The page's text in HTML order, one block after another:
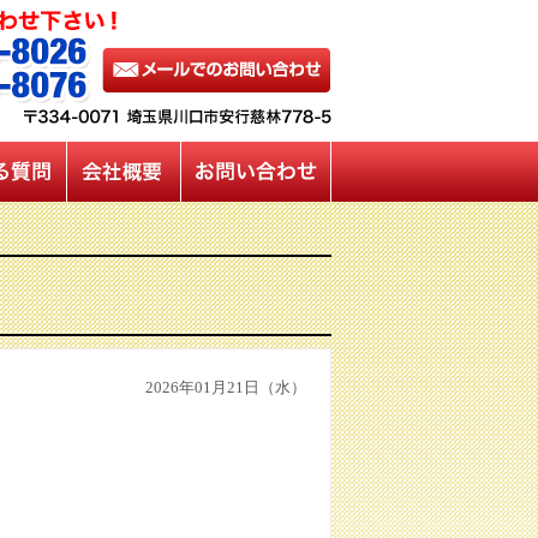
2026年01月21日（水）